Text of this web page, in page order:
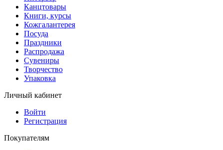
Канцтовары
Книги, курсы
Кожгалантерея
Посуда
Праздники
Распродажа
Сувениры
Творчество
Упаковка
Личный кабинет
Войти
Регистрация
Покупателям